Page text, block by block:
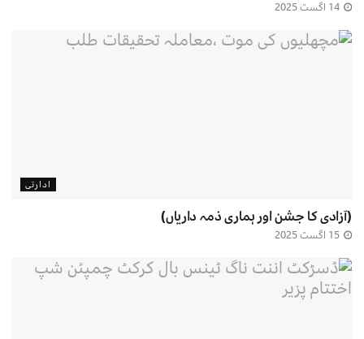
ادارتی
(آزادی کا جشن اور ہماری ذمہ داریاں)